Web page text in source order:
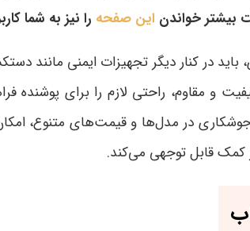
بیشتر خواندن این صفحه را نیز به شما
در کنار دیگر تجهیزات ایمنی مانند
مقاوم، راحتی لازم را برای پوشنده
در مدل‌ها و قیمت‌های متنوع،
کمک قابل توجهی می‌کند.